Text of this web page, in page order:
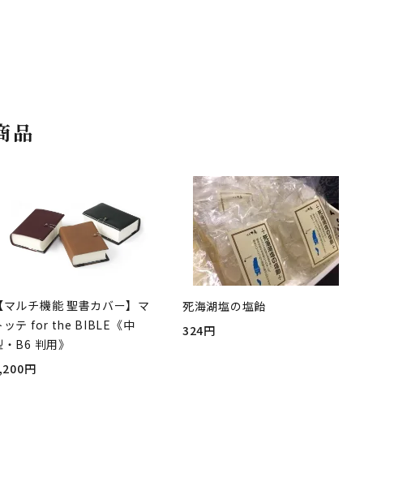
品
【マルチ機能 聖書カバー】マ
ッテ for the BIBLE《中
・B6 判用》
円
死海湖塩の塩飴
324円